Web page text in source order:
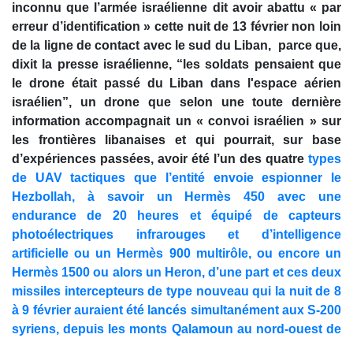
inconnu que l’armée israélienne dit avoir abattu « par
erreur d’identification » cette nuit de 13 février non loin
de la ligne de contact avec le sud du Liban, parce que,
dixit la presse israélienne, “les soldats pensaient que
le drone était passé du Liban dans l'espace aérien
israélien”, un drone que selon une toute dernière
information accompagnait un « convoi israélien » sur
les frontières libanaises et qui pourrait, sur base
d’expériences passées, avoir été l’un des quatre types
de UAV tactiques que l’entité envoie espionner le
Hezbollah, à savoir un Hermès 450 avec une
endurance de 20 heures et équipé de capteurs
photoélectriques infrarouges et d’intelligence
artificielle ou un Hermès 900 multirôle, ou encore un
Hermès 1500 ou alors un Heron, d’une part et ces deux
missiles intercepteurs de type nouveau qui la nuit de 8
à 9 février auraient été lancés simultanément aux S-200
syriens, depuis les monts Qalamoun au nord-ouest de